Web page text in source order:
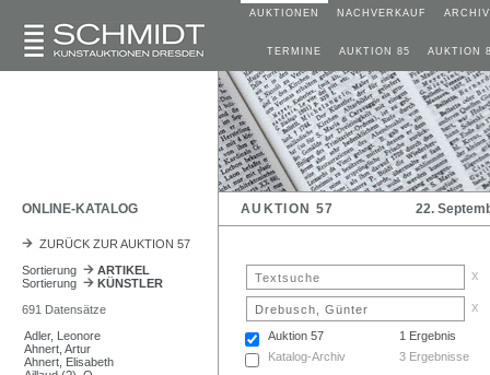
AUKTIONEN NACHVERKAUF ARCHIV
TERMINE AUKTION 85 AUKTION
ONLINE-KATALOG AUKTION 57 22.
ZURÜCK ZUR AUKTION 57
Sortierung
ARTIKEL
Sortierung
KÜNSTLER
691 Datensätze
Adler, Leonore
Ahnert, Artur
Ahnert, Elisabeth
x
x
Auktion 57
1 Ergebnis
Katalog-Archiv
3 Ergebnisse